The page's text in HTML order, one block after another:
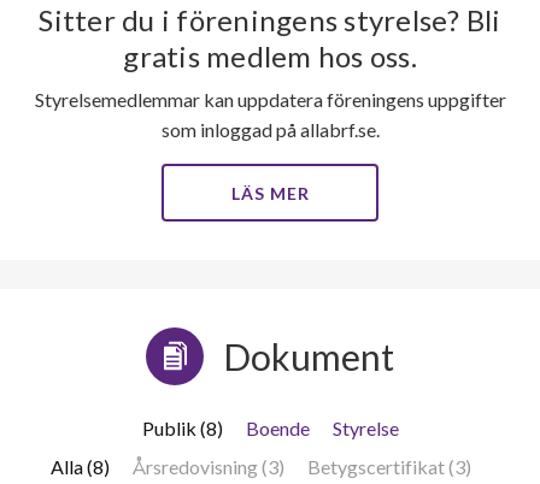
Sitter du i föreningens styrelse? Bli
gratis medlem hos oss.
Styrelsemedlemmar kan uppdatera föreningens uppgifter
som inloggad på allabrf.se.
LÄS MER
Dokument
Publik (8) Boende
Styrelse
Alla (8)
Årsredovisning (3)
Betygscertifikat (3)